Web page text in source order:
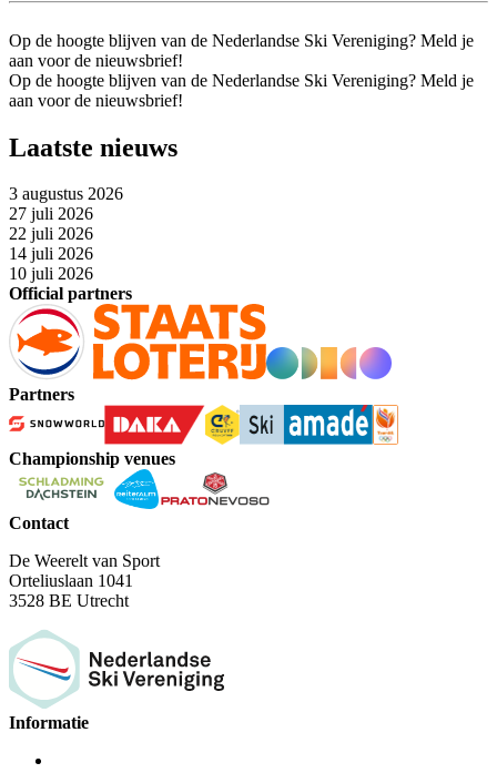
Op de hoogte blijven van de Nederlandse Ski Vereniging? Meld je
aan voor de nieuwsbrief!
Op de hoogte blijven van de Nederlandse Ski Vereniging? Meld je
aan voor de nieuwsbrief!
Laatste nieuws
3 augustus 2026
27 juli 2026
22 juli 2026
14 juli 2026
10 juli 2026
Official partners
Partners
Championship venues
Contact
De Weerelt van Sport
Orteliuslaan 1041
3528 BE Utrecht
Informatie